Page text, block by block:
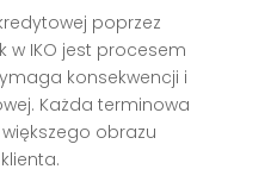
poprzez
w IKO jest procesem
konsekwencji i
Każda terminowa
obrazu